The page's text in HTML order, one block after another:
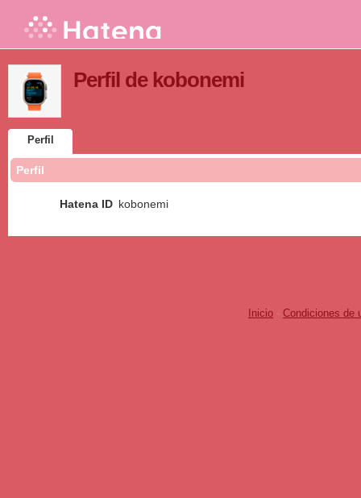
Perfil de kobonemi
Perfil
Perfil
Hatena ID kobonemi
Inicio - Condiciones de